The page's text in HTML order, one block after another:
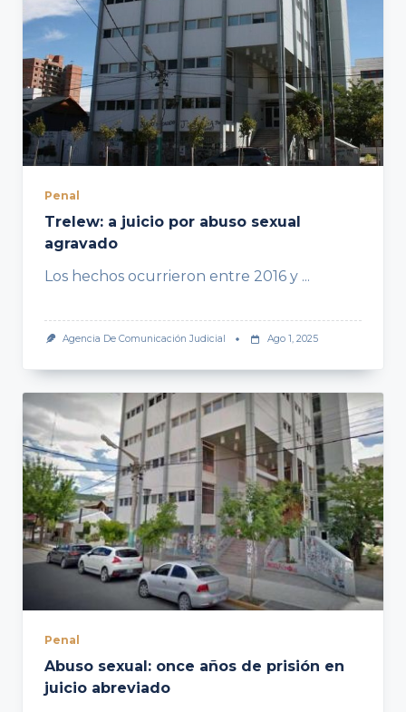
Penal
Trelew: a juicio por abuso sexual
agravado
Los hechos ocurrieron entre 2016 y ...
Agencia De Comunicación Judicial Ago 1, 2025
Penal
Abuso sexual: once años de prisión en
juicio abreviado